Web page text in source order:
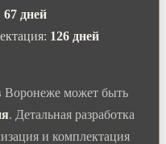
67 дней
126 дней
Воронеже может быть
. Детальная разработка
и комплектация